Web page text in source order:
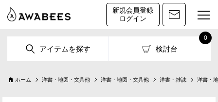
新規会員登録
ログイン
アイテムを探す 検討台
0
ホーム 洋書・地図・文具他 洋書・地図・文具他 洋書・雑誌 洋書・